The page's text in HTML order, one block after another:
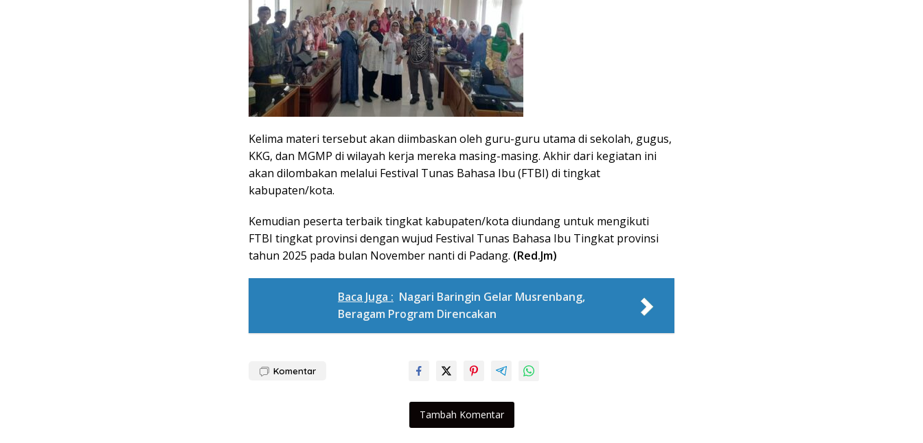
Kelima materi tersebut akan diimbaskan oleh guru-guru utama di sekolah, gugus,
KKG, dan MGMP di wilayah kerja mereka masing-masing. Akhir dari kegiatan ini
akan dilombakan melalui Festival Tunas Bahasa Ibu (FTBI) di tingkat
kabupaten/kota.
Kemudian peserta terbaik tingkat kabupaten/kota diundang untuk mengikuti
FTBI tingkat provinsi dengan wujud Festival Tunas Bahasa Ibu Tingkat provinsi
tahun 2025 pada bulan November nanti di Padang. (Red.Jm)
Baca Juga : Nagari Baringin Gelar Musrenbang,
Beragam Program Direncakan
Komentar
Tambah Komentar